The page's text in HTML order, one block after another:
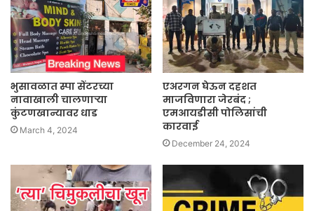
भुसावळात स्पा सेंटरच्या
नावाखाली चालणाऱ्या
कुंटणखान्यावर धाड
March 4, 2024
एअरगन घेऊन दहशत
माजविणारा जेरबंद ;
एमआयडीसी पोलिसांची
कारवाई
December 24, 2024